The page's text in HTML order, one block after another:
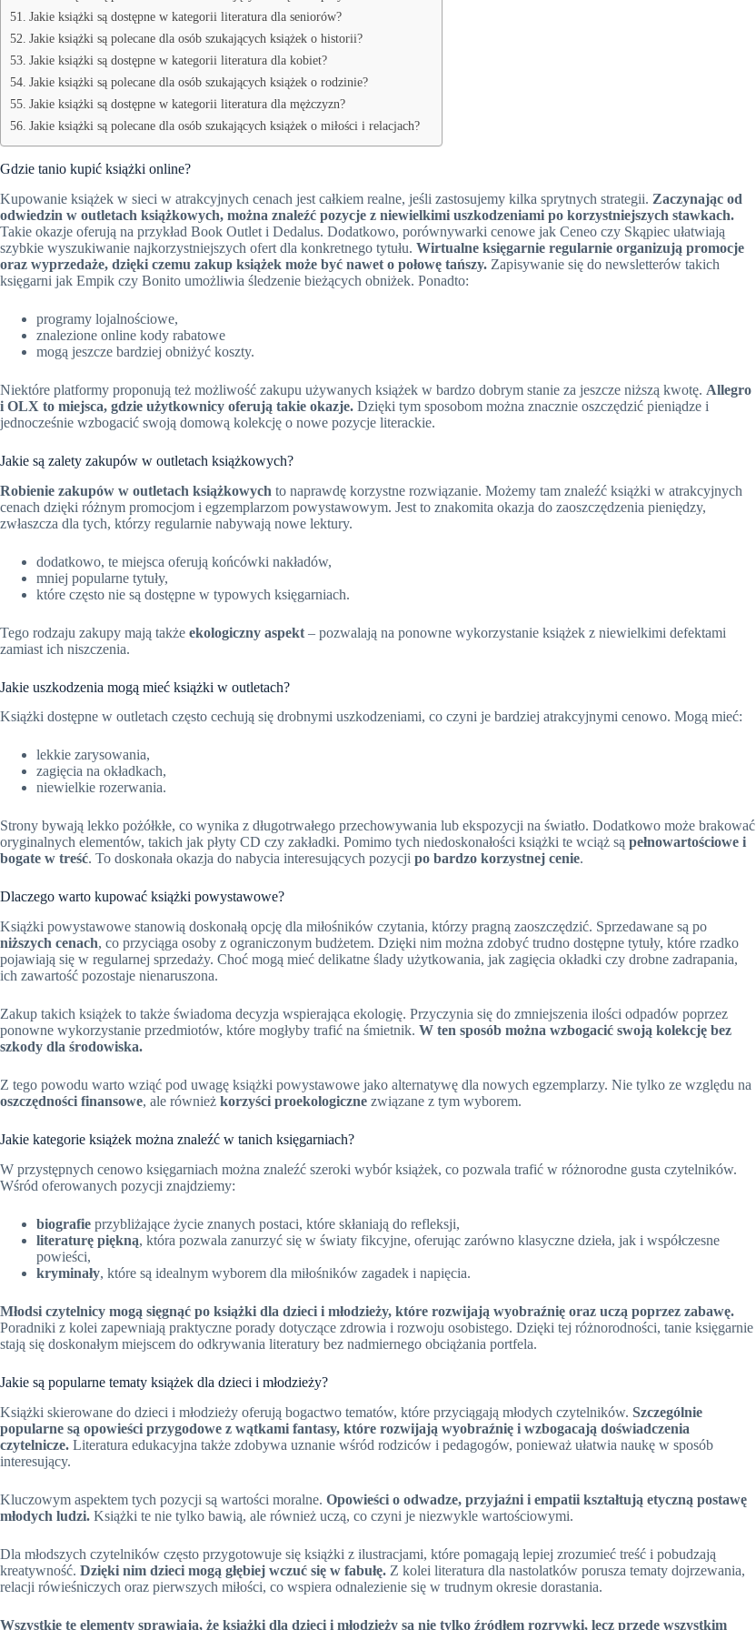
Jakie książki są dostępne w kategorii literatura dla seniorów?
Jakie książki są polecane dla osób szukających książek o historii?
Jakie książki są dostępne w kategorii literatura dla kobiet?
Jakie książki są polecane dla osób szukających książek o rodzinie?
Jakie książki są dostępne w kategorii literatura dla mężczyzn?
Jakie książki są polecane dla osób szukających książek o miłości i relacjach?
Gdzie tanio kupić książki online?
Kupowanie książek w sieci w atrakcyjnych cenach jest całkiem realne, jeśli zastosujemy kilka sprytnych strategii. Zaczynając od
odwiedzin w outletach książkowych, można znaleźć pozycje z niewielkimi uszkodzeniami po korzystniejszych stawkach.
Takie okazje oferują na przykład Book Outlet i Dedalus. Dodatkowo, porównywarki cenowe jak Ceneo czy Skąpiec ułatwiają
szybkie wyszukiwanie najkorzystniejszych ofert dla konkretnego tytułu. Wirtualne księgarnie regularnie organizują promocje
oraz wyprzedaże, dzięki czemu zakup książek może być nawet o połowę tańszy. Zapisywanie się do newsletterów takich
księgarni jak Empik czy Bonito umożliwia śledzenie bieżących obniżek. Ponadto:
programy lojalnościowe,
znalezione online kody rabatowe
mogą jeszcze bardziej obniżyć koszty.
Niektóre platformy proponują też możliwość zakupu używanych książek w bardzo dobrym stanie za jeszcze niższą kwotę. Allegro
i OLX to miejsca, gdzie użytkownicy oferują takie okazje. Dzięki tym sposobom można znacznie oszczędzić pieniądze i
jednocześnie wzbogacić swoją domową kolekcję o nowe pozycje literackie.
Jakie są zalety zakupów w outletach książkowych?
Robienie zakupów w outletach książkowych to naprawdę korzystne rozwiązanie. Możemy tam znaleźć książki w atrakcyjnych
cenach dzięki różnym promocjom i egzemplarzom powystawowym. Jest to znakomita okazja do zaoszczędzenia pieniędzy,
zwłaszcza dla tych, którzy regularnie nabywają nowe lektury.
dodatkowo, te miejsca oferują końcówki nakładów,
mniej popularne tytuły,
które często nie są dostępne w typowych księgarniach.
Tego rodzaju zakupy mają także ekologiczny aspekt – pozwalają na ponowne wykorzystanie książek z niewielkimi defektami
zamiast ich niszczenia.
Jakie uszkodzenia mogą mieć książki w outletach?
Książki dostępne w outletach często cechują się drobnymi uszkodzeniami, co czyni je bardziej atrakcyjnymi cenowo. Mogą mieć:
lekkie zarysowania,
zagięcia na okładkach,
niewielkie rozerwania.
Strony bywają lekko pożółkłe, co wynika z długotrwałego przechowywania lub ekspozycji na światło. Dodatkowo może brakować
oryginalnych elementów, takich jak płyty CD czy zakładki. Pomimo tych niedoskonałości książki te wciąż są pełnowartościowe i
bogate w treść. To doskonała okazja do nabycia interesujących pozycji po bardzo korzystnej cenie.
Dlaczego warto kupować książki powystawowe?
Książki powystawowe stanowią doskonałą opcję dla miłośników czytania, którzy pragną zaoszczędzić. Sprzedawane są po
niższych cenach, co przyciąga osoby z ograniczonym budżetem. Dzięki nim można zdobyć trudno dostępne tytuły, które rzadko
pojawiają się w regularnej sprzedaży. Choć mogą mieć delikatne ślady użytkowania, jak zagięcia okładki czy drobne zadrapania,
ich zawartość pozostaje nienaruszona.
Zakup takich książek to także świadoma decyzja wspierająca ekologię. Przyczynia się do zmniejszenia ilości odpadów poprzez
ponowne wykorzystanie przedmiotów, które mogłyby trafić na śmietnik. W ten sposób można wzbogacić swoją kolekcję bez
szkody dla środowiska.
Z tego powodu warto wziąć pod uwagę książki powystawowe jako alternatywę dla nowych egzemplarzy. Nie tylko ze względu na
oszczędności finansowe, ale również korzyści proekologiczne związane z tym wyborem.
Jakie kategorie książek można znaleźć w tanich księgarniach?
W przystępnych cenowo księgarniach można znaleźć szeroki wybór książek, co pozwala trafić w różnorodne gusta czytelników.
Wśród oferowanych pozycji znajdziemy:
biografie przybliżające życie znanych postaci, które skłaniają do refleksji,
literaturę piękną, która pozwala zanurzyć się w światy fikcyjne, oferując zarówno klasyczne dzieła, jak i współczesne
powieści,
kryminały, które są idealnym wyborem dla miłośników zagadek i napięcia.
Młodsi czytelnicy mogą sięgnąć po książki dla dzieci i młodzieży, które rozwijają wyobraźnię oraz uczą poprzez zabawę.
Poradniki z kolei zapewniają praktyczne porady dotyczące zdrowia i rozwoju osobistego. Dzięki tej różnorodności, tanie księgarnie
stają się doskonałym miejscem do odkrywania literatury bez nadmiernego obciążania portfela.
Jakie są popularne tematy książek dla dzieci i młodzieży?
Książki skierowane do dzieci i młodzieży oferują bogactwo tematów, które przyciągają młodych czytelników. Szczególnie
popularne są opowieści przygodowe z wątkami fantasy, które rozwijają wyobraźnię i wzbogacają doświadczenia
czytelnicze. Literatura edukacyjna także zdobywa uznanie wśród rodziców i pedagogów, ponieważ ułatwia naukę w sposób
interesujący.
Kluczowym aspektem tych pozycji są wartości moralne. Opowieści o odwadze, przyjaźni i empatii kształtują etyczną postawę
młodych ludzi. Książki te nie tylko bawią, ale również uczą, co czyni je niezwykle wartościowymi.
Dla młodszych czytelników często przygotowuje się książki z ilustracjami, które pomagają lepiej zrozumieć treść i pobudzają
kreatywność. Dzięki nim dzieci mogą głębiej wczuć się w fabułę. Z kolei literatura dla nastolatków porusza tematy dojrzewania,
relacji rówieśniczych oraz pierwszych miłości, co wspiera odnalezienie się w trudnym okresie dorastania.
Wszystkie te elementy sprawiają, że książki dla dzieci i młodzieży są nie tylko źródłem rozrywki, lecz przede wszystkim